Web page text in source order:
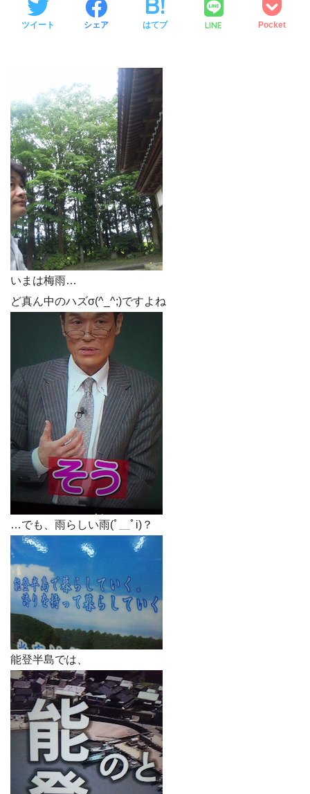
ツイート シェア はてブ LINE Pocket
いまは梅雨…
ど真ん中のハズσ(^_^;)ですよね
…でも、雨らしい雨(ﾟ＿ﾟi)？
能登半島では、